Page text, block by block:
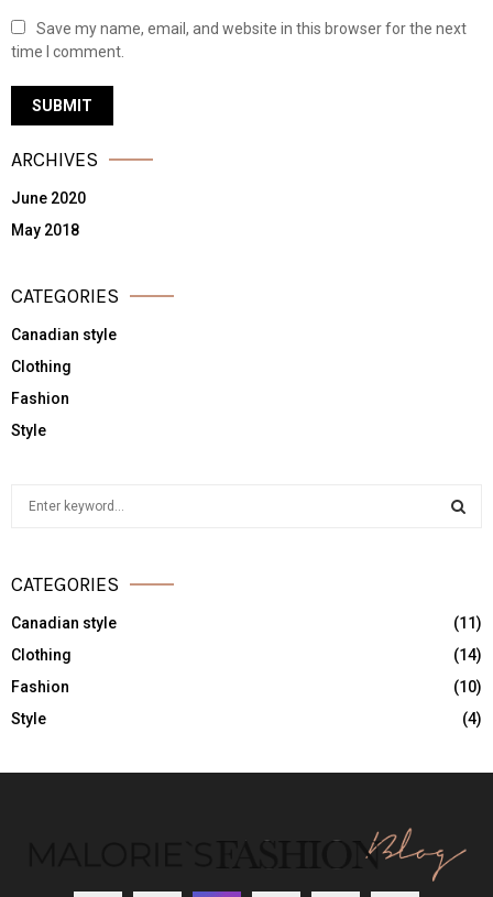
Save my name, email, and website in this browser for the next
time I comment.
ARCHIVES
June 2020
May 2018
CATEGORIES
Canadian style
Clothing
Fashion
Style
c
f
o
r
A
R
H
CATEGORIES
Canadian style
(11)
Clothing
(14)
Fashion
(10)
Style
(4)